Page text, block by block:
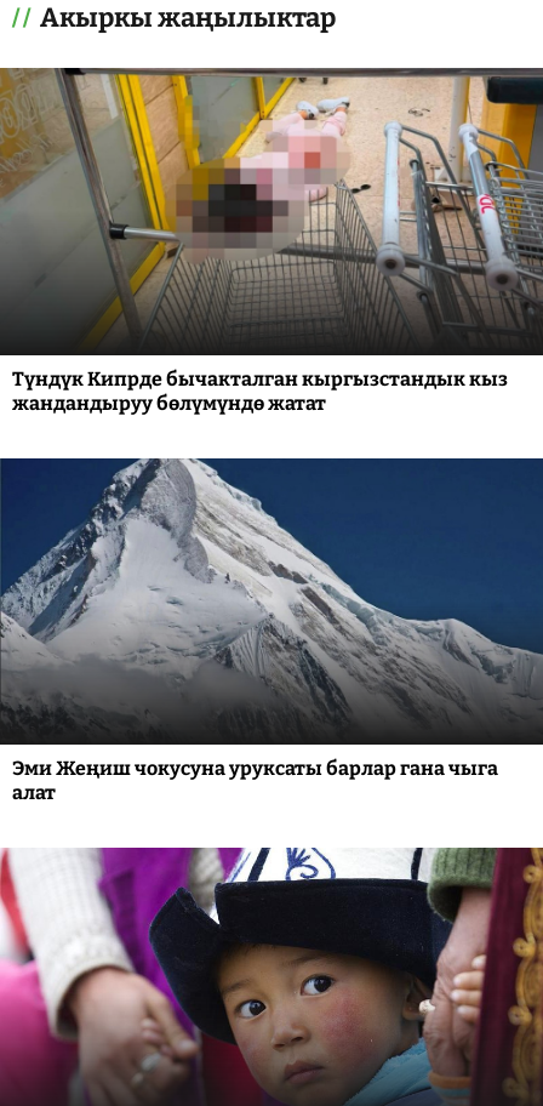
Акыркы жаңылыктар
Түндүк Кипрде бычакталган кыргызстандык кыз
жандандыруу бөлүмүндө жатат
Эми Жеңиш чокусуна уруксаты барлар гана чыга
алат